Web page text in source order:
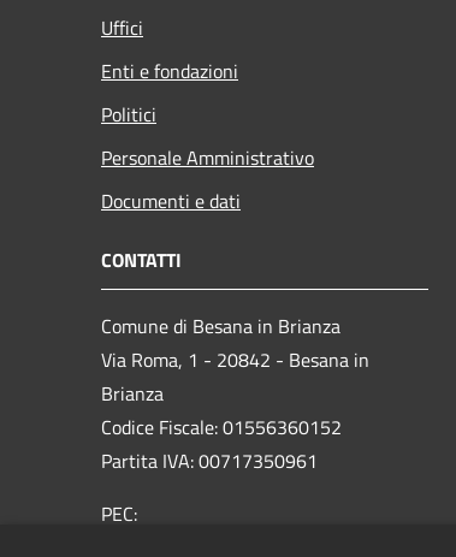
Uffici
Enti e fondazioni
Politici
Personale Amministrativo
Documenti e dati
CONTATTI
Comune di Besana in Brianza
Via Roma, 1 - 20842 - Besana in
Brianza
Codice Fiscale: 01556360152
Partita IVA: 00717350961
PEC: